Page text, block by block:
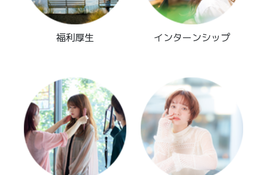
福利厚生 インターンシップ